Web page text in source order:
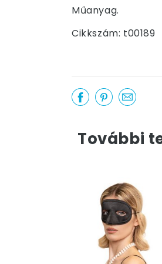
Műanyag.
Cikkszám: t00189
További